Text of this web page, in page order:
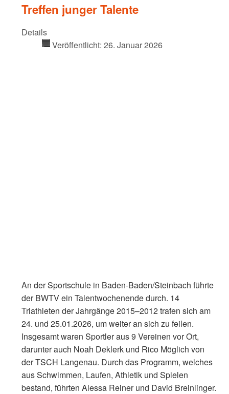
Treffen junger Talente
Details
Veröffentlicht: 26. Januar 2026
An der Sportschule in Baden-Baden/Steinbach führte
der BWTV ein Talentwochenende durch. 14
Triathleten der Jahrgänge 2015–2012 trafen sich am
24. und 25.01.2026, um weiter an sich zu feilen.
Insgesamt waren Sportler aus 9 Vereinen vor Ort,
darunter auch Noah Deklerk und Rico Möglich von
der TSCH Langenau. Durch das Programm, welches
aus Schwimmen, Laufen, Athletik und Spielen
bestand, führten Alessa Reiner und David Breinlinger.